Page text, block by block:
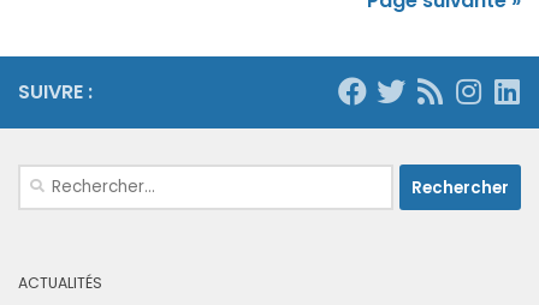
SUIVRE :
Rechercher :
ACTUALITÉS